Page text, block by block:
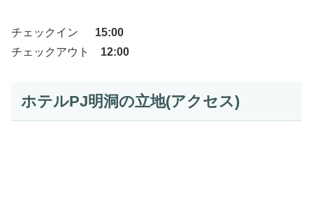
チェックイン 15:00
チェックアウト 12:00
ホテルPJ明洞の立地(アクセス)